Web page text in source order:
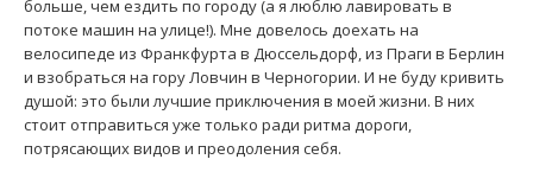
больше, чем ездить по городу (а я люблю лавировать в
потоке машин на улице!). Мне довелось доехать на
велосипеде из Франкфурта в Дюссельдорф, из Праги в Берлин
и взобраться на гору Ловчин в Черногории. И не буду кривить
душой: это были лучшие приключения в моей жизни. В них
стоит отправиться уже только ради ритма дороги,
потрясающих видов и преодоления себя.